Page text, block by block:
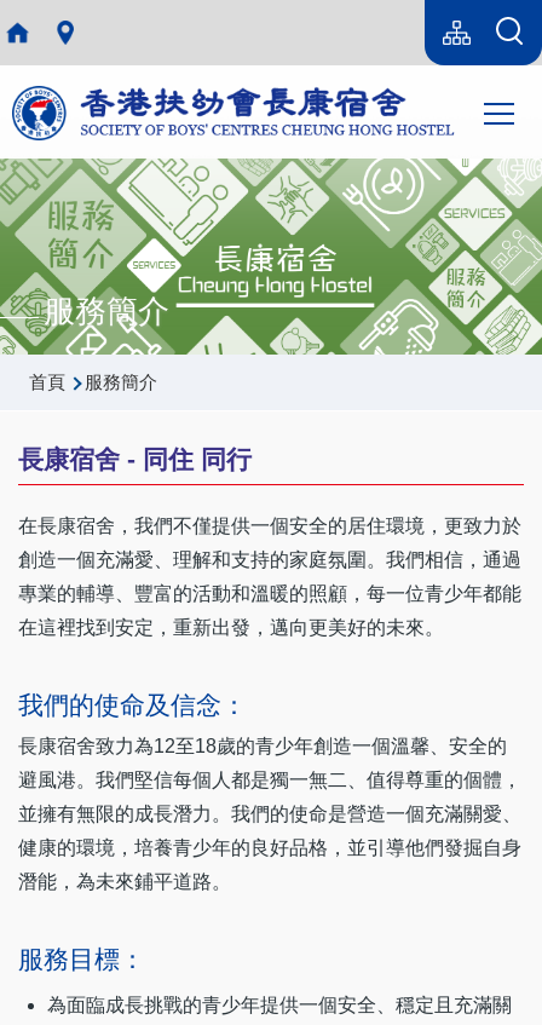
移至主內容
Language
switcher
sitemap(tc)
服務簡介
導
連
首頁 服務簡介
長康宿舍 - 同住 同行
在長康宿舍，我們不僅提供一個安全的居住環境，更致力於
創造一個充滿愛、理解和支持的家庭氛圍。我們相信，通過
專業的輔導、豐富的活動和溫暖的照顧，每一位青少年都能
在這裡找到安定，重新出發，邁向更美好的未來。
我們的使命及信念：
長康宿舍致力為12至18歲的青少年創造一個溫馨、安全的
避風港。我們堅信每個人都是獨一無二、值得尊重的個體，
並擁有無限的成長潛力。我們的使命是營造一個充滿關愛、
健康的環境，培養青少年的良好品格，並引導他們發掘自身
潛能，為未來鋪平道路。
服務目標：
為面臨成長挑戰的青少年提供一個安全、穩定且充滿關